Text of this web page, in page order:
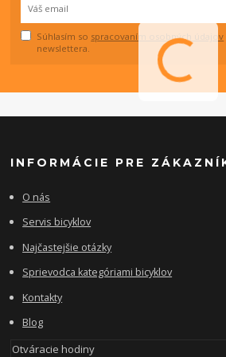
Súhlasím so spracovaním osobných údajov
newslettera.
INFORMÁCIE PRE
O nás
Servis bicyklov
Najčastejšie otázky
Sprievodca kategóriami bicyklov
Kontakty
Blog
Otváracie hodiny